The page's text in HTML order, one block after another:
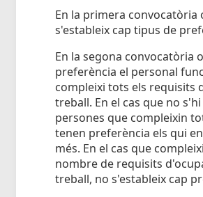
En la primera convocatòria
s'estableix cap tipus de
En la segona convocatòria
preferència el personal
compleixi tots els requisits
treball. En el cas que no
persones que compleixin
tenen preferència els qui
més. En el cas que
nombre de requisits
treball, no s'estableix cap